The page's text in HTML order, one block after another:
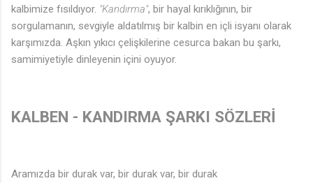
kalbimize fısıldıyor. "Kandırma", bir hayal kırıklığının, bir
sorgulamanın, sevgiyle aldatılmış bir kalbin en içli isyanı olarak
karşımızda. Aşkın yıkıcı çelişkilerine cesurca bakan bu şarkı,
samimiyetiyle dinleyenin içini oyuyor.
KALBEN - KANDIRMA ŞARKI SÖZLERİ
Aramızda bir durak var, bir durak var, bir durak
♫